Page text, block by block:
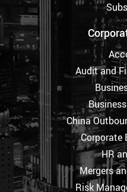
Audit and
China
Corporate
HR
Mergers
Risk